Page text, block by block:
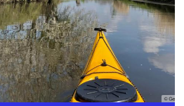
© Georg Nuño Mayer